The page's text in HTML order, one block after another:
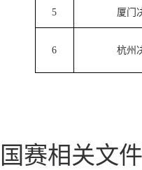
5 厦门
6 杭州
国赛相关文